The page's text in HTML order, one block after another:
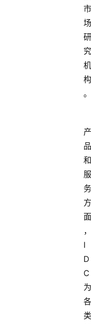
市
场
研
究
机
构
。
产
品
和
服
务
方
面
，
I
D
C
为
各
类